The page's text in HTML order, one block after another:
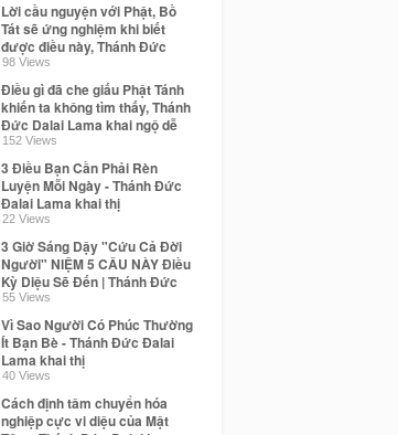
Lời cầu nguyện với Phật, Bồ
Tát sẽ ứng nghiệm khi biết
được điều này, Thánh Đức
Dalai Lama khai thị
98 Views
Điều gì đã che giấu Phật Tánh
khiến ta không tìm thấy, Thánh
Đức Dalai Lama khai ngộ dễ
hiểu
152 Views
3 Điều Bạn Cần Phải Rèn
Luyện Mỗi Ngày - Thánh Đức
Đalai Lama khai thị
22 Views
3 Giờ Sáng Dậy "Cứu Cả Đời
Người" NIỆM 5 CÂU NÀY Điều
Kỳ Diệu Sẽ Đến | Thánh Đức
Dalai Lama
55 Views
Vì Sao Người Có Phúc Thường
Ít Bạn Bè - Thánh Đức Đalai
Lama khai thị
40 Views
Cách định tâm chuyển hóa
nghiệp cực vi diệu của Mật